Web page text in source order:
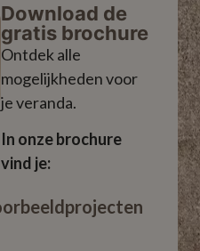
Download de
gratis brochure
Ontdek alle
mogelijkheden voor
je veranda.
In onze brochure
vind je: